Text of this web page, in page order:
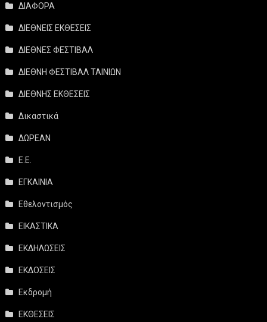
ΔΙΑΦΟΡΑ
ΔΙΕΘΝΕΙΣ ΕΚΘΕΣΕΙΣ
ΔΙΕΘΝΕΣ ΦΕΣΤΙΒΑΛ
ΔΙΕΘΝΗ ΦΕΣΤΙΒΑΛ ΤΑΙΝΙΩΝ
ΔΙΕΘΝΗΣ ΕΚΘΕΣΕΙΣ
Δικαστικά
ΔΩΡΕΑΝ
Ε.Ε.
ΕΓΚΑΙΝΙΑ
Εθελοντισμός
ΕΙΚΑΣΤΙΚΑ
ΕΚΔΗΛΩΣΕΙΣ
ΕΚΔΟΣΕΙΣ
Εκδρομή
ΕΚΘΕΣΕΙΣ